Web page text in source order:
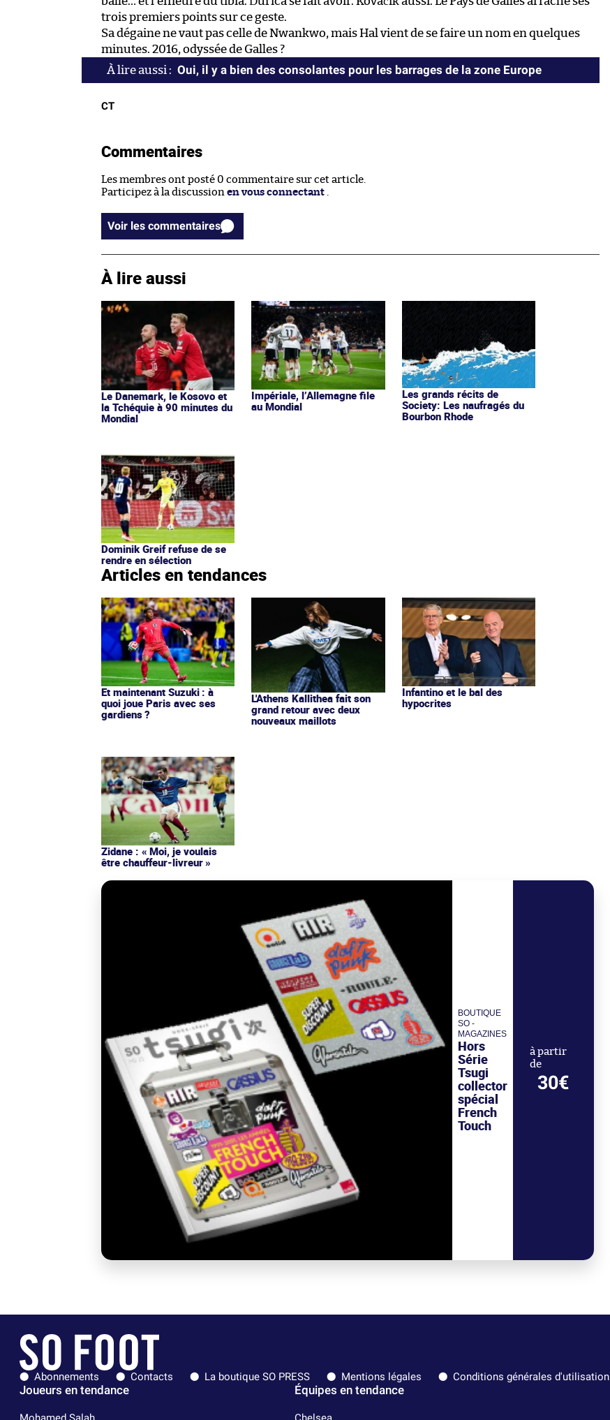
trois premiers points sur ce geste.
Sa dégaine ne vaut pas celle de Nwankwo, mais Hal vient de se faire un nom en quelques
minutes. 2016, odyssée de Galles ?
Oui, il y a bien des consolantes pour les barrages de la zone Europe
CT
Commentaires
Les membres ont posté 0 commentaire sur cet article.
Participez à la discussion en vous connectant .
Voir les commentaires
À lire aussi
Le Danemark, le Kosovo et
la Tchéquie à 90 minutes du
Mondial
Impériale, l’Allemagne file
au Mondial
Les grands récits de
Society: Les naufragés du
Bourbon Rhode
Dominik Greif refuse de se
rendre en sélection
Articles en tendances
Et maintenant Suzuki : à
quoi joue Paris avec ses
gardiens ?
L'Athens Kallithea fait son
grand retour avec deux
nouveaux maillots
Infantino et le bal des
hypocrites
Zidane : « Moi, je voulais
être chauffeur-livreur »
BOUTIQUE
SO -
MAGAZINES
Hors
Série
Tsugi
collector
spécial
French
Touch
à partir
de
30€
Abonnements Contacts La boutique SO PRESS Mentions légales Conditions générales d'utilisation
Joueurs en tendance Équipes en tendance